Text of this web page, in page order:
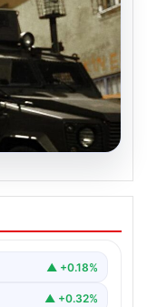
▲ +0.18%
▲ +0.32%